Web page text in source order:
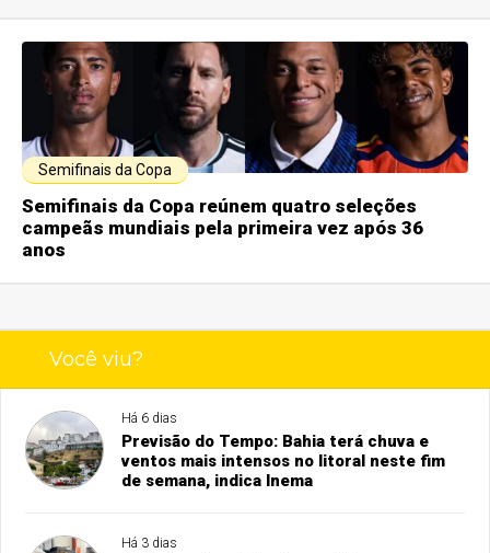
Semifinais da Copa
Semifinais da Copa reúnem quatro seleções
campeãs mundiais pela primeira vez após 36
anos
Você viu?
Há 6 dias
Previsão do Tempo: Bahia terá chuva e
ventos mais intensos no litoral neste fim
de semana, indica Inema
Há 3 dias